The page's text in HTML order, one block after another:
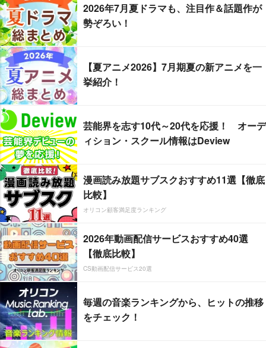
2026年7月夏ドラマも、注目作＆話題作が
勢ぞろい！
【夏アニメ2026】7月期夏の新アニメを一
挙紹介！
芸能界を志す10代～20代を応援！ オーデ
ィション・スクール情報はDeview
漫画読み放題サブスクおすすめ11選【徹底
比較】
オリコン顧客満足度ランキング
2026年動画配信サービスおすすめ40選
【徹底比較】
CS動画配信サービス20選
毎週の音楽ランキングから、ヒットの推移
をチェック！